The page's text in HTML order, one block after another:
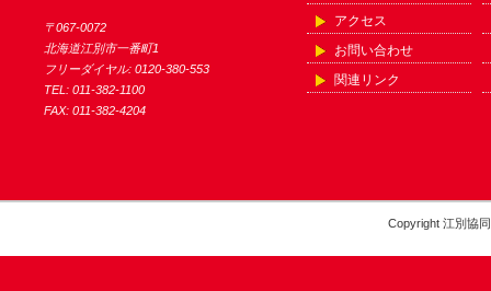
〒067-0072
北海道江別市一番町1
フリーダイヤル: 0120-380-553
TEL: 011-382-1100
FAX: 011-382-4204
アクセス
お問い合わせ
関連リンク
Copyright 江別協